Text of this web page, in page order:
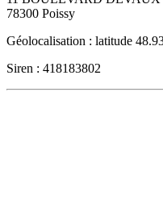
78300 Poissy
Géolocalisation : latitude
Siren : 418183802